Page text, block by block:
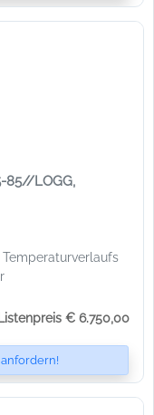
85//LOGG,
€ 6.750,00